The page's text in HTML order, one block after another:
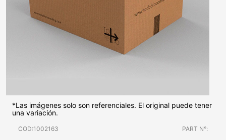
*Las imágenes solo son referenciales. El original puede tener
una variación.
COD:1002163 PART N°: